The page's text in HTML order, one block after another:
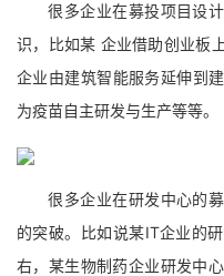
很多企业在募投项目设计
识，比如某 企业借助创业板
企业由建筑智能服务延伸到
为疫苗自主研发与生产等等。
很多企业在研发中心的募
的突破。比如说某IT企业的
右，某生物制药企业研发中